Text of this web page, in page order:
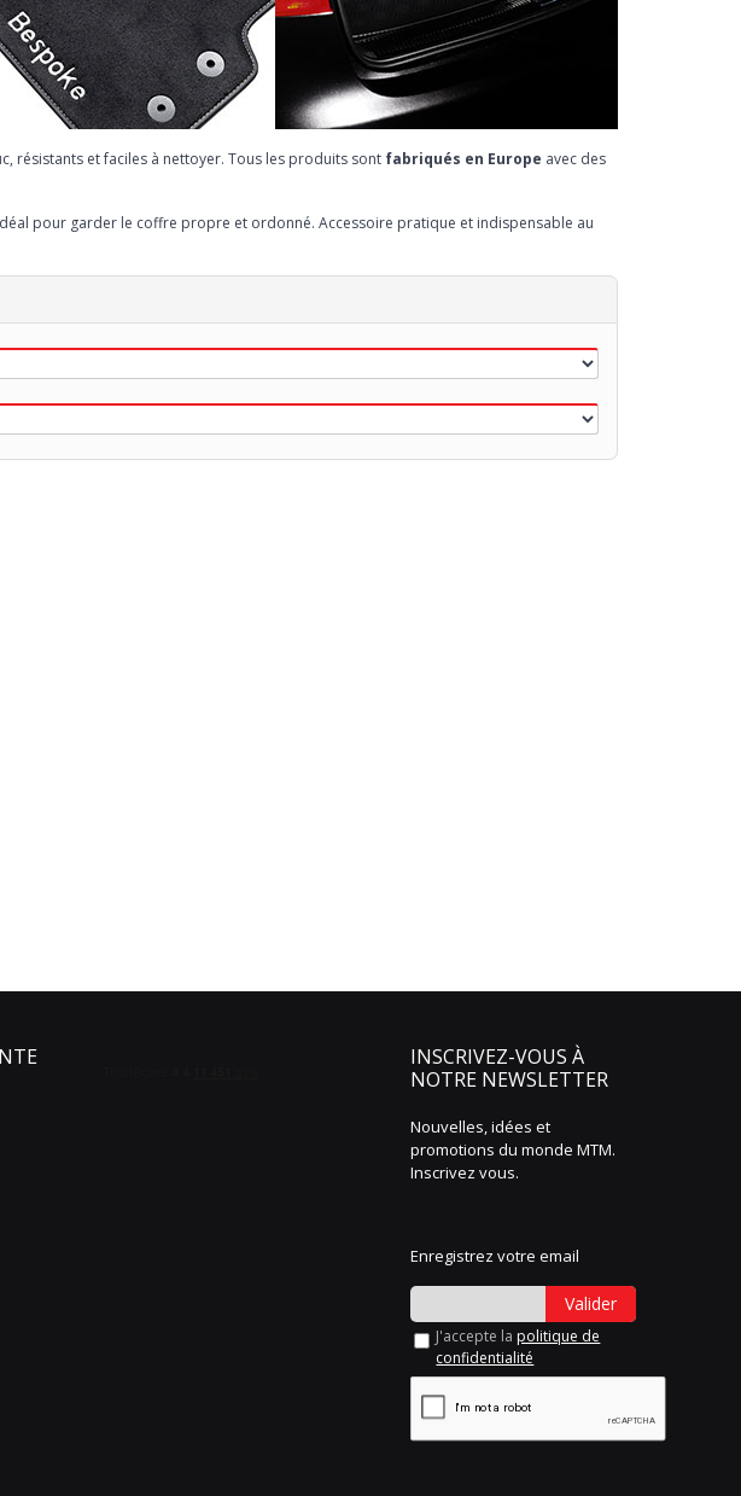
résistants et faciles à nettoyer. Tous les produits sont fabriqués en Europe avec des
pour garder le coffre propre et ordonné. Accessoire pratique et indispensable au
INSCRIVEZ-VOUS À
NOTRE NEWSLETTER
Nouvelles, idées et
promotions du monde MTM.
Inscrivez vous.
Enregistrez votre email
Valider
J'accepte la politique de
confidentialité